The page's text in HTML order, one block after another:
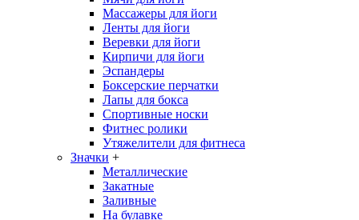
Массажеры для йоги
Ленты для йоги
Веревки для йоги
Кирпичи для йоги
Эспандеры
Боксерские перчатки
Лапы для бокса
Спортивные носки
Фитнес ролики
Утяжелители для фитнеса
Значки +
Металлические
Закатные
Заливные
На булавке